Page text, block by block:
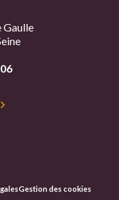
Gaulle
Gestion des cookies